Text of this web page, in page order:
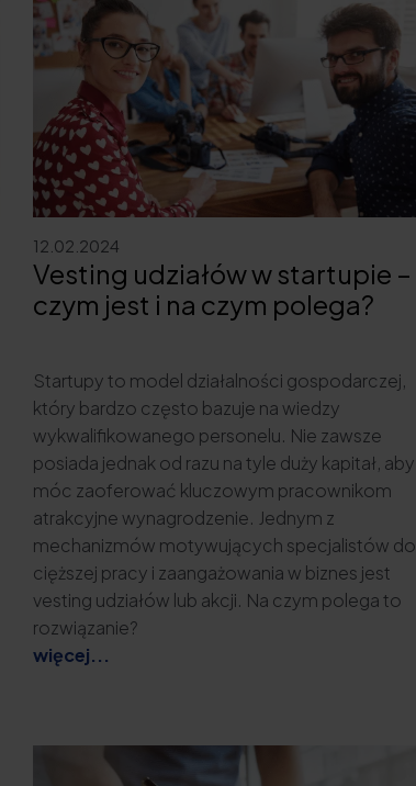
12.02.2024
Vesting udziałów w startupie –
czym jest i na czym polega?
Startupy to model działalności gospodarczej,
który bardzo często bazuje na wiedzy
wykwalifikowanego personelu. Nie zawsze
posiada jednak od razu na tyle duży kapitał, aby
móc zaoferować kluczowym pracownikom
atrakcyjne wynagrodzenie. Jednym z
mechanizmów motywujących specjalistów do
cięższej pracy i zaangażowania w biznes jest
vesting udziałów lub akcji. Na czym polega to
rozwiązanie?
więcej...